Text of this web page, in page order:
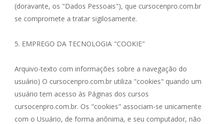
(doravante, os "Dados Pessoais"), que cursocenpro.com.br
se compromete a tratar sigilosamente.
5. EMPREGO DA TECNOLOGIA "COOKIE"
Arquivo-texto com informações sobre a navegação do
usuário) O cursocenpro.com.br utiliza "cookies" quando um
usuário tem acesso às Páginas dos cursos
cursocenpro.com.br. Os "cookies" associam-se unicamente
com o Usuário, de forma anônima, e seu computador, não